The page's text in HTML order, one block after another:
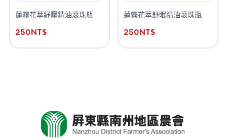
蓮霧花萃紓壓精油滾珠瓶
250NT$
蓮霧花萃舒眠精油滾珠瓶
250NT$